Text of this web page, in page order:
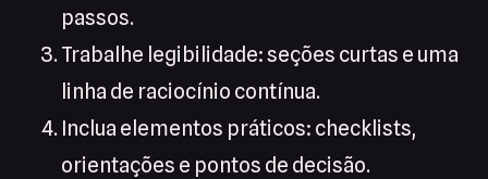
passos.
Trabalhe legibilidade: seções curtas e uma
linha de raciocínio contínua.
Inclua elementos práticos: checklists,
orientações e pontos de decisão.